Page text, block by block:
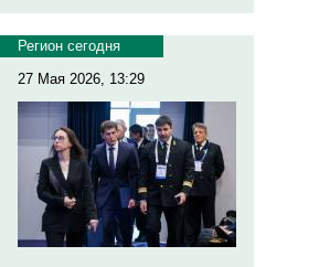
Регион сегодня
27 Мая 2026, 13:29